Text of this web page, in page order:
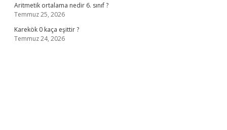
Aritmetik ortalama nedir 6. sınıf ?
Temmuz 25, 2026
Karekök 0 kaça eşittir ?
Temmuz 24, 2026